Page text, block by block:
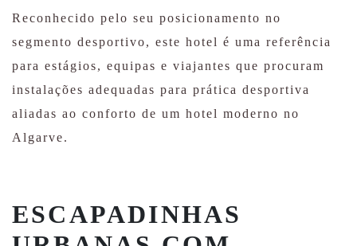
Reconhecido pelo seu posicionamento no
segmento desportivo, este hotel é uma referência
para estágios, equipas e viajantes que procuram
instalações adequadas para prática desportiva
aliadas ao conforto de um hotel moderno no
Algarve.
ESCAPADINHAS